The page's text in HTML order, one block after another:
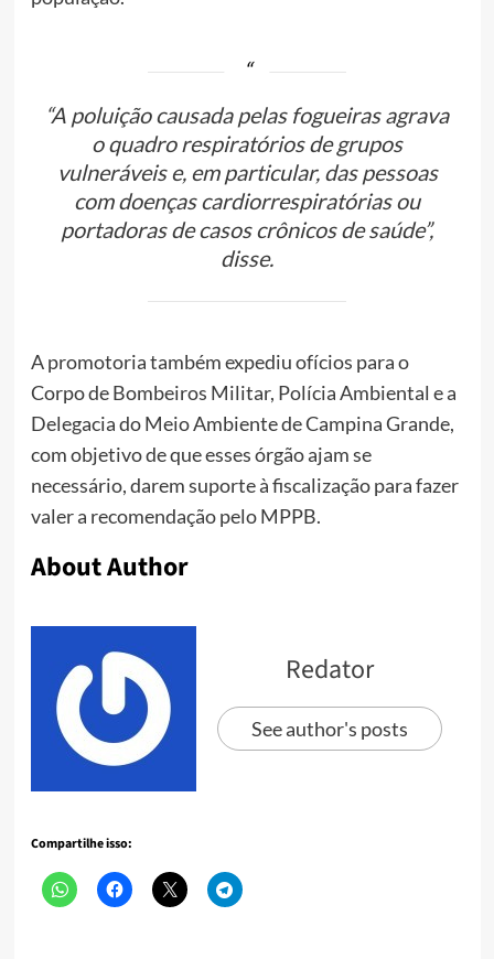
“A poluição causada pelas fogueiras agrava
o quadro respiratórios de grupos
vulneráveis e, em particular, das pessoas
com doenças cardiorrespiratórias ou
portadoras de casos crônicos de saúde”,
disse.
A promotoria também expediu ofícios para o
Corpo de Bombeiros Militar, Polícia Ambiental e a
Delegacia do Meio Ambiente de Campina Grande,
com objetivo de que esses órgão ajam se
necessário, darem suporte à fiscalização para fazer
valer a recomendação pelo MPPB.
About Author
Redator
See author's posts
Compartilhe isso: